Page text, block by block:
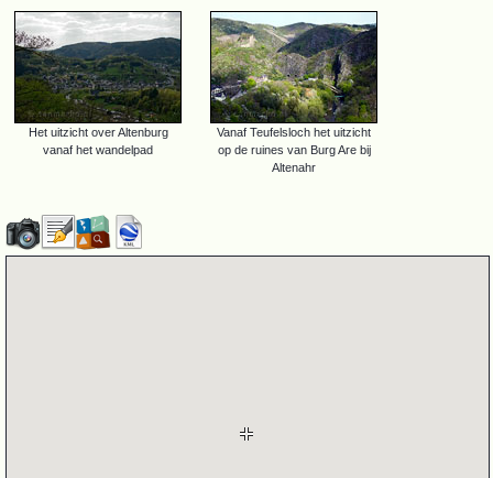
Het uitzicht over Altenburg
vanaf het wandelpad
Vanaf Teufelsloch het uitzicht
op de ruines van Burg Are bij
Altenahr